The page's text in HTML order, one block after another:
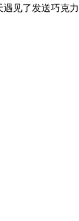
见了发送巧克